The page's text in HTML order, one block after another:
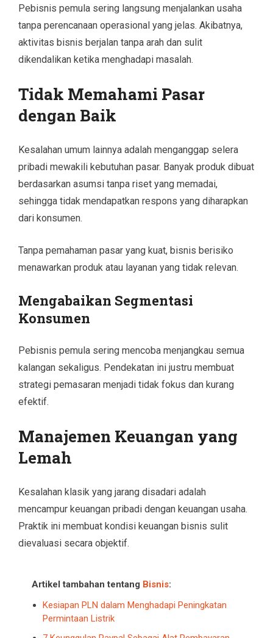
Pebisnis pemula sering langsung menjalankan usaha
tanpa perencanaan operasional yang jelas. Akibatnya,
aktivitas bisnis berjalan tanpa arah dan sulit
dikendalikan ketika menghadapi masalah.
Tidak Memahami Pasar
dengan Baik
Kesalahan umum lainnya adalah menganggap selera
pribadi mewakili kebutuhan pasar. Banyak produk dibuat
berdasarkan asumsi tanpa riset yang memadai,
sehingga tidak mendapatkan respons yang diharapkan
dari konsumen.
Tanpa pemahaman pasar yang kuat, bisnis berisiko
menawarkan produk atau layanan yang tidak relevan.
Mengabaikan Segmentasi
Konsumen
Pebisnis pemula sering mencoba menjangkau semua
kalangan sekaligus. Pendekatan ini justru membuat
strategi pemasaran menjadi tidak fokus dan kurang
efektif.
Manajemen Keuangan yang
Lemah
Kesalahan klasik yang jarang disadari adalah
mencampur keuangan pribadi dengan keuangan usaha.
Praktik ini membuat kondisi keuangan bisnis sulit
dievaluasi secara objektif.
Artikel tambahan tentang Bisnis:
Kesiapan PLN dalam Menghadapi Peningkatan
Permintaan Listrik